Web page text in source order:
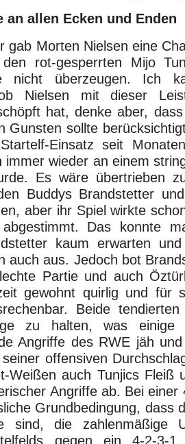
an allen Ecken und Enden
gab Morten Nielsen eine
rot-gesperrten Mijo
nicht überzeugen. Ich
Nielsen mit dieser
hat, denke aber,
Gunsten sollte
Einsatz seit
immer wieder an einem
Es wäre übertrieben
Buddys Brandstetter
aber ihr Spiel wirkte
abgestimmt. Das konnte
kaum erwarten
auch aus. Jedoch bot
Partie und auch
gewohnt quirlig und für
Beide
zu halten, was einige
Angriffe des RWE jäh
offensiven
Weißen auch Tunjics Fleiß
Angriffe ab. Bei einer
Grundbedingung, dass
sind, die zahlenmäßige
gegen ein 4-2-3-